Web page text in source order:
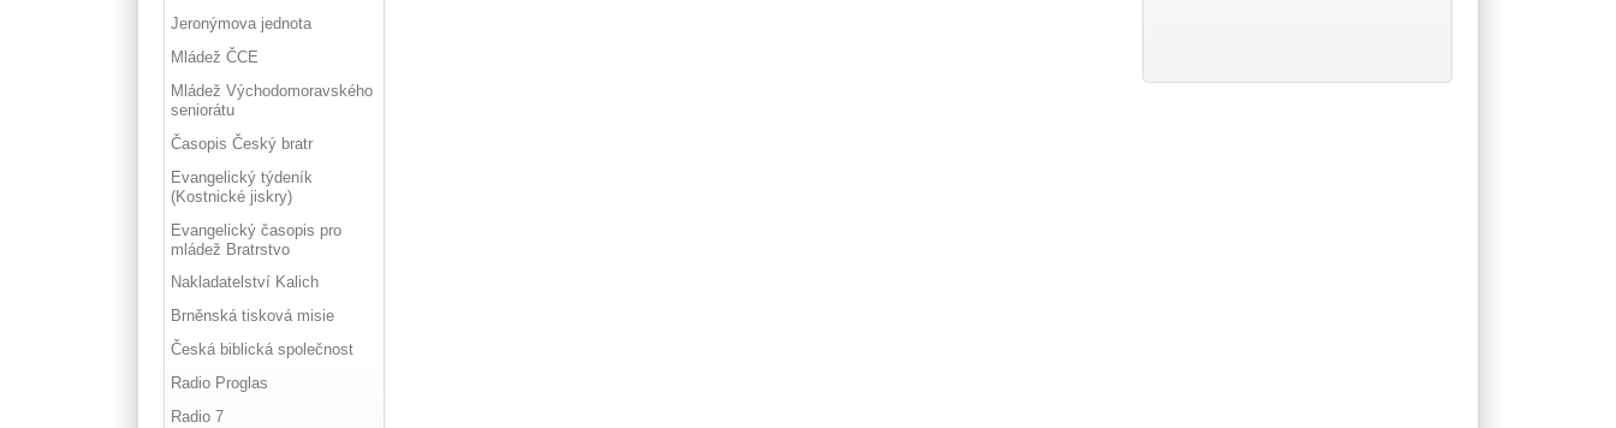
Jeronýmova jednota
Mládež ČCE
Mládež Východomoravského
seniorátu
Časopis Český bratr
Evangelický týdeník
(Kostnické jiskry)
Evangelický časopis pro
mládež Bratrstvo
Nakladatelství Kalich
Brněnská tisková misie
Česká biblická společnost
Radio Proglas
Radio 7